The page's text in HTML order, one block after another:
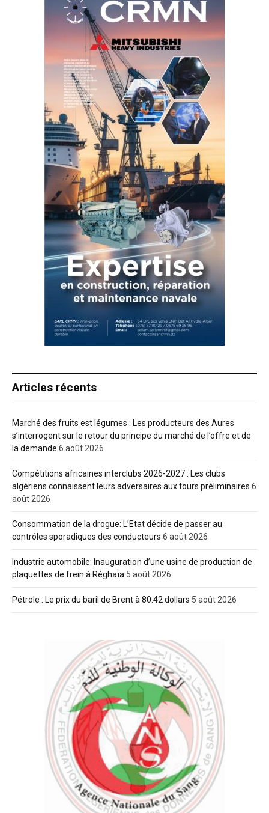
Articles récents
Marché des fruits est légumes : Les producteurs des Aures
s’interrogent sur le retour du principe du marché de l’offre et de
la demande 6 août 2026
Compétitions africaines interclubs 2026-2027 : Les clubs
algériens connaissent leurs adversaires aux tours préliminaires 6
août 2026
Consommation de la drogue: L’Etat décide de passer au
contrôles sporadiques des conducteurs 6 août 2026
Industrie automobile: Inauguration d’une usine de production de
plaquettes de frein à Réghaïa 5 août 2026
Pétrole : Le prix du baril de Brent à 80.42 dollars 5 août 2026